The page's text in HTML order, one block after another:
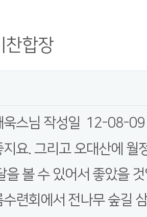
찬합장
스님 작성일 12-08-
요. 그리고 오대산에 월
을 볼 수 있어서 좋았을
련회에서 전나무 숲길